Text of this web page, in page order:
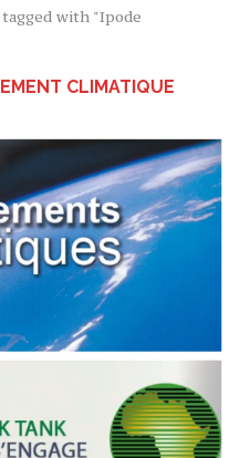
tagged with "Ipode
CLIMATIQUE